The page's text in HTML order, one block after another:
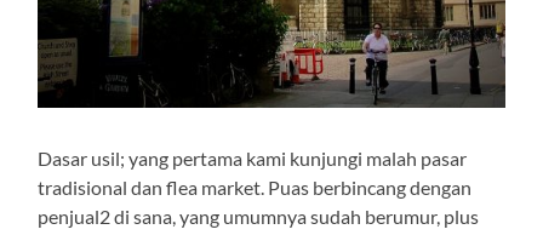
Dasar usil; yang pertama kami kunjungi malah pasar
tradisional dan flea market. Puas berbincang dengan
penjual2 di sana, yang umumnya sudah berumur, plus